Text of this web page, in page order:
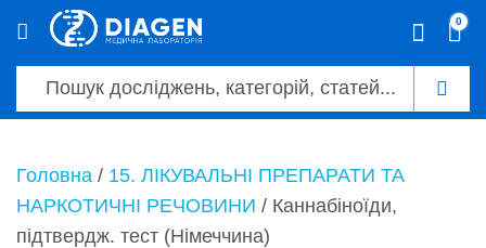
0
Головна / 15. ЛІКУВАЛЬНІ ПРЕПАРАТИ ТА
НАРКОТИЧНІ РЕЧОВИНИ / Каннабіноїди,
підтвердж. тест (Німеччина)